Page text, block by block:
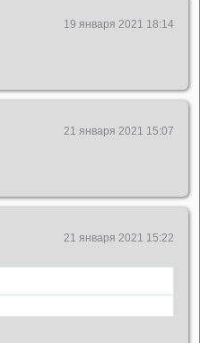
19 января 2021 18:14
21 января 2021 15:07
21 января 2021 15:22